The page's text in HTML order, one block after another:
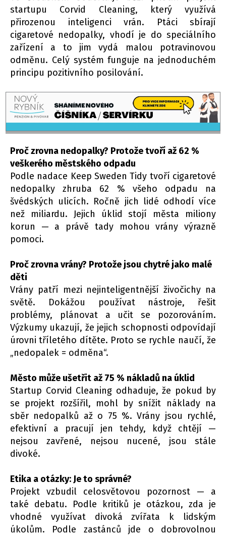
startupu Corvid Cleaning, který využívá
přirozenou inteligenci vrán. Ptáci sbírají
cigaretové nedopalky, vhodí je do speciálního
zařízení a to jim vydá malou potravinovou
odměnu. Celý systém funguje na jednoduchém
principu pozitivního posilování.
Proč zrovna nedopalky? Protože tvoří až 62 %
veškerého městského odpadu
Podle nadace Keep Sweden Tidy tvoří cigaretové
nedopalky zhruba 62 % všeho odpadu na
švédských ulicích. Ročně jich lidé odhodí více
než miliardu. Jejich úklid stojí města miliony
korun — a právě tady mohou vrány výrazně
pomoci.
Proč zrovna vrány? Protože jsou chytré jako malé
děti
Vrány patří mezi nejinteligentnější živočichy na
světě. Dokážou používat nástroje, řešit
problémy, plánovat a učit se pozorováním.
Výzkumy ukazují, že jejich schopnosti odpovídají
úrovni tříletého dítěte. Proto se rychle naučí, že
„nedopalek = odměna“.
Město může ušetřit až 75 % nákladů na úklid
Startup Corvid Cleaning odhaduje, že pokud by
se projekt rozšířil, mohl by snížit náklady na
sběr nedopalků až o 75 %. Vrány jsou rychlé,
efektivní a pracují jen tehdy, když chtějí —
nejsou zavřené, nejsou nucené, jsou stále
divoké.
Etika a otázky: Je to správné?
Projekt vzbudil celosvětovou pozornost — a
také debatu. Podle kritiků je otázkou, zda je
vhodné využívat divoká zvířata k lidským
úkolům. Podle zastánců jde o dobrovolnou